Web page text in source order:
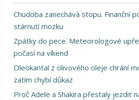
Chudoba zanechává stopu. Finanční
stárnutí mozku
Zpátky do pece. Meteorologové
počasí na víkend
Oleokantal z olivového oleje chrání
zatím chybí důkaz
Proč Adele a Shakira přestaly jezdit